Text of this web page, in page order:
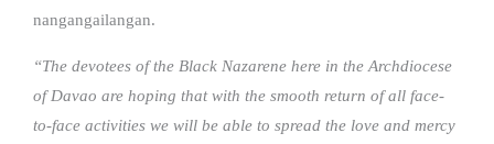
nangangailangan.
“The devotees of the Black Nazarene here in the Archdiocese
of Davao are hoping that with the smooth return of all face-
to-face activities we will be able to spread the love and mercy